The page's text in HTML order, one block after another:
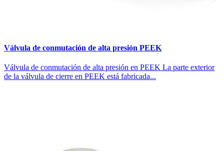
Válvula de conmutación de alta presión PEEK
Válvula de conmutación de alta presión en PEEK La parte exterior
de la válvula de cierre en PEEK está fabricada...